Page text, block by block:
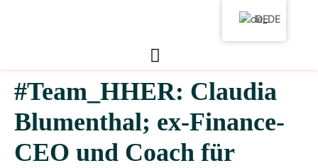
#Team_HHER: Claudia
Blumenthal; ex-Finance-
CEO und Coach für
DE